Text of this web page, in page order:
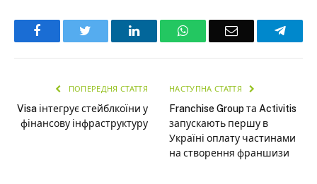
Facebook LinkedInWhatsAppEmail
ПОПЕРЕДНЯ СТАТТЯ
Visa інтегрує стейблкоїни у
фінансову інфраструктуру
НАСТУПНА СТАТТЯ
Franchise Group та Activitis
запускають першу в
Україні оплату частинами
на створення франшизи